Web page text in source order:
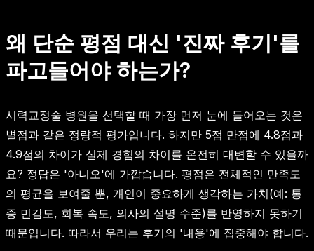
왜 단순 평점 대신 '진짜 후기'를
파고들어야 하는가?
시력교정술 병원을 선택할 때 가장 먼저 눈에 들어오는 것은
별점과 같은 정량적 평가입니다. 하지만 5점 만점에 4.8점과
4.9점의 차이가 실제 경험의 차이를 온전히 대변할 수 있을까
요? 정답은 '아니오'에 가깝습니다. 평점은 전체적인 만족도
의 평균을 보여줄 뿐, 개인이 중요하게 생각하는 가치(예: 통
증 민감도, 회복 속도, 의사의 설명 수준)를 반영하지 못하기
때문입니다. 따라서 우리는 후기의 '내용'에 집중해야 합니다.